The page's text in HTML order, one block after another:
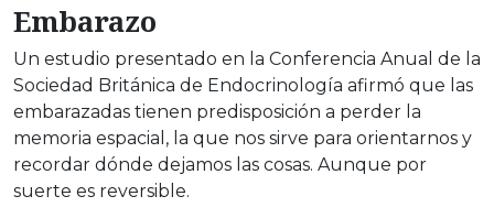
Embarazo
Un estudio presentado en la Conferencia Anual de la
Sociedad Británica de Endocrinología afirmó que las
embarazadas tienen predisposición a perder la
memoria espacial, la que nos sirve para orientarnos y
recordar dónde dejamos las cosas. Aunque por
suerte es reversible.